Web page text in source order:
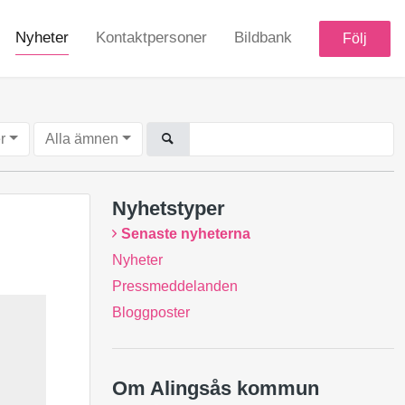
Nyheter Kontaktpersoner Bildbank Följ
Alla ämnen
Nyhetstyper
Senaste nyheterna
Nyheter
Pressmeddelanden
Bloggposter
Om Alingsås kommun